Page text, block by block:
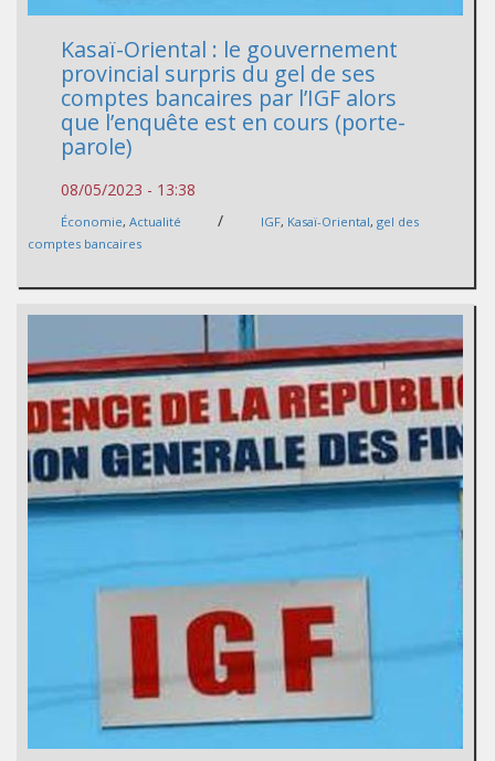
Kasaï-Oriental : le gouvernement
provincial surpris du gel de ses
comptes bancaires par l’IGF alors
que l’enquête est en cours (porte-
parole)
08/05/2023 - 13:38
Économie, Actualité / IGF, Kasaï-Oriental, gel des
comptes bancaires